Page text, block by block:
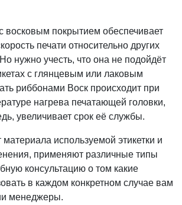
восковым покрытием обеспечивает
печати относительно других
нужно учесть, что она не подойдёт
с глянцевым или лаковым
риббонами Воск происходит при
нагрева печатающей головки,
увеличивает срок её службы.
материала используемой этикетки и
применяют различные типы
консультацию о том какие
в каждом конкретном случае вам
менеджеры.